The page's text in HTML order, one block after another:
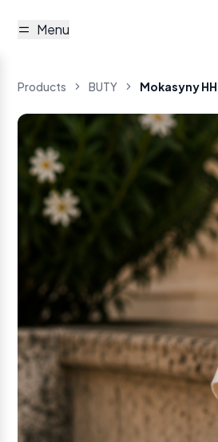
Menu
Products BUTY Mokasyny